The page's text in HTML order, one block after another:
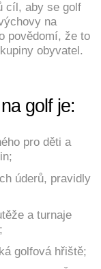
cíl, aby se golf
na
povědomí, že to
obyvatel.
golf je:
pro děti a
úderů, pravidly
a turnaje
golfová hřiště;